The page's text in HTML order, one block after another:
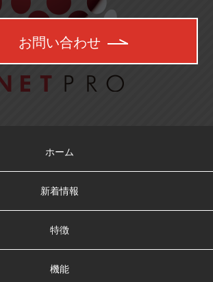
お問い合わせ
ホーム
新着情報
特徴
機能